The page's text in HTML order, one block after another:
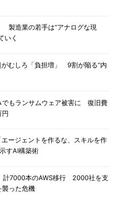
製造業の若手は“アナログな現
いく
がむしろ「負担増」 9割が陥る“内
でもランサムウェア被害に 復旧費
円
ージェントを作るな、スキルを作
すAI構築術
計7000本のAWS移行 2000社を支
襲った危機